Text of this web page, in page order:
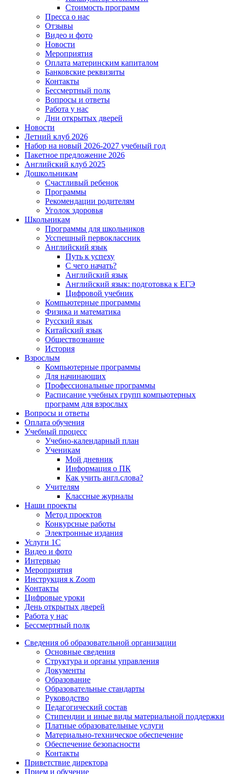
Стоимость программ
Пресса о нас
Отзывы
Видео и фото
Новости
Мероприятия
Оплата материнским капиталом
Банковские реквизиты
Контакты
Бессмертный полк
Вопросы и ответы
Работа у нас
Дни открытых дверей
Новости
Летний клуб 2026
Набор на новый 2026-2027 учебный год
Пакетное предложение 2026
Английский клуб 2025
Дошкольникам
Счастливый ребенок
Программы
Рекомендации родителям
Уголок здоровья
Школьникам
Программы для школьников
Усспешный первоклассник
Английский язык
Путь к успеху
С чего начать?
Английский язык
Английский язык: подготовка к ЕГЭ
Цифровой учебник
Компьютерные программы
Физика и математика
Русский язык
Китайский язык
Обществознание
История
Взрослым
Компьютерные программы
Для начинающих
Профессиональные программы
Расписание учебных групп компьютерных
программ для взрослых
Вопросы и ответы
Оплата обучения
Учебный процесс
Учебно-календарный план
Ученикам
Мой дневник
Информация о ПК
Как учить англ.слова?
Учителям
Классные журналы
Наши проекты
Метод проектов
Конкурсные работы
Электронные издания
Услуги 1C
Видео и фото
Интервью
Мероприятия
Инструкция к Zoom
Контакты
Цифровые уроки
День открытых дверей
Работа у нас
Бессмертный полк
Сведения об образовательной организации
Основные сведения
Структура и органы управления
Документы
Образование
Образовательные стандарты
Руководство
Педагогический состав
Стипендии и иные виды материальной поддержки
Платные образовательные услуги
Материально-техническое обеспечение
Обеспечение безопасности
Контакты
Приветствие директора
Прием и обучение